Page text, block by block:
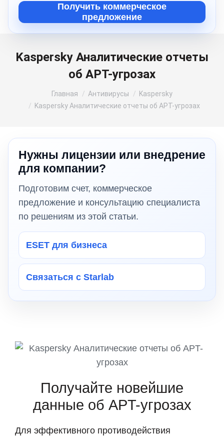
Kaspersky Аналитические отчеты
об APT-угрозах
Главная Антивирусы
Kaspersky
Kaspersky Аналитические отчеты об APT-угрозах
Получайте новейшие
данные об APT-угрозах
Для эффективного противодействия
Получить коммерческое
предложение
Нужны лицензии или внедрение
для компании?
Подготовим счет, коммерческое
предложение и консультацию специалиста
по решениям из этой статьи.
ESET для бизнеса
Связаться с Starlab